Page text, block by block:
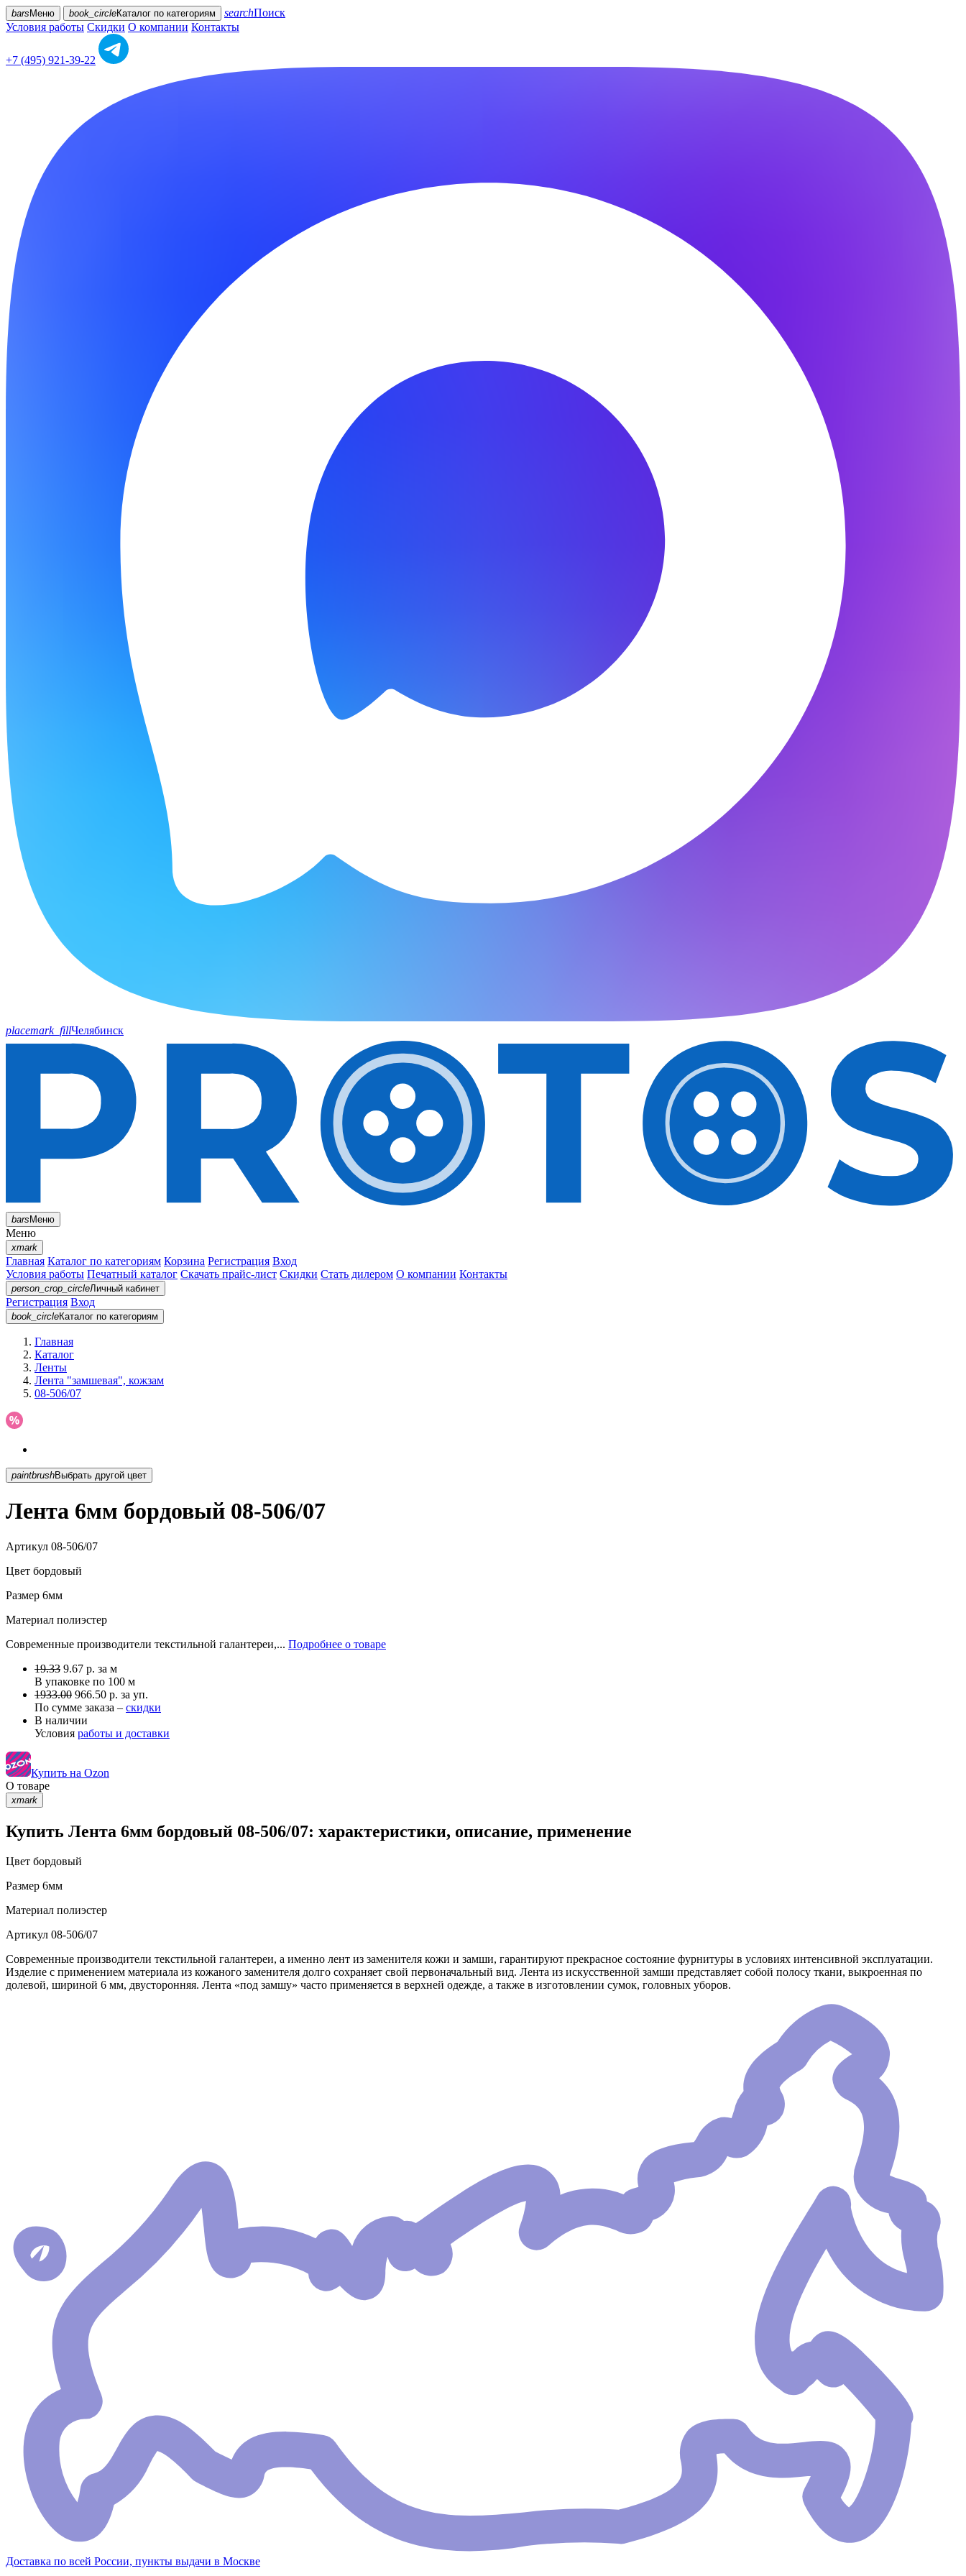
bars Меню book_circleКаталог по категориям searchПоиск
Условия работы Скидки О компании Контакты
+7 (495) 921-39-22
placemark_fillЧелябинск
barsМеню
Меню
xmark
Главная Каталог по категориям Корзина Регистрация Вход
Условия работы Печатный каталог Скачать прайс-лист Скидки Стать дилером О компании Контакты
person_crop_circleЛичный кабинет
Регистрация Вход
book_circleКаталог по категориям
Главная
Каталог
Ленты
Лента "замшевая", кожзам
08-506/07
paintbrush Выбрать другой цвет
Лента 6мм бордовый 08-506/07
Артикул 08-506/07
Цвет бордовый
Размер 6мм
Материал полиэстер
Современные производители текстильной галантереи,... Подробнее о товаре
19.33 9.67 р. за м
В упаковке по 100 м
1933.00 966.50 р. за уп.
По сумме заказа – скидки
В наличии
Условия работы и доставки
Купить на Ozon
О товаре
xmark
Купить Лента 6мм бордовый 08-506/07: характеристики, описание, применение
Цвет бордовый
Размер 6мм
Материал полиэстер
Артикул 08-506/07
Современные производители текстильной галантереи, а именно лент из заменителя кожи и замши, гарантируют прекрасное состояние фурнитуры в условиях интенсивной эксплуатации.
Изделие с применением материала из кожаного заменителя долго сохраняет свой первоначальный вид. Лента из искусственной замши представляет собой полосу ткани, выкроенная по
долевой, шириной 6 мм, двусторонняя. Лента «под замшу» часто применяется в верхней одежде, а также в изготовлении сумок, головных уборов.
Доставка по всей России, пункты выдачи в Москве